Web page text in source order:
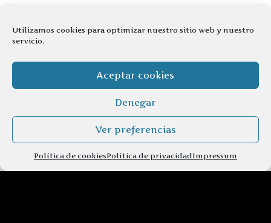
Utilizamos cookies para optimizar nuestro sitio web y nuestro
servicio.
Aceptar cookies
Denegar
Ver preferencias
Política de cookiesPolítica de privacidadImpressum